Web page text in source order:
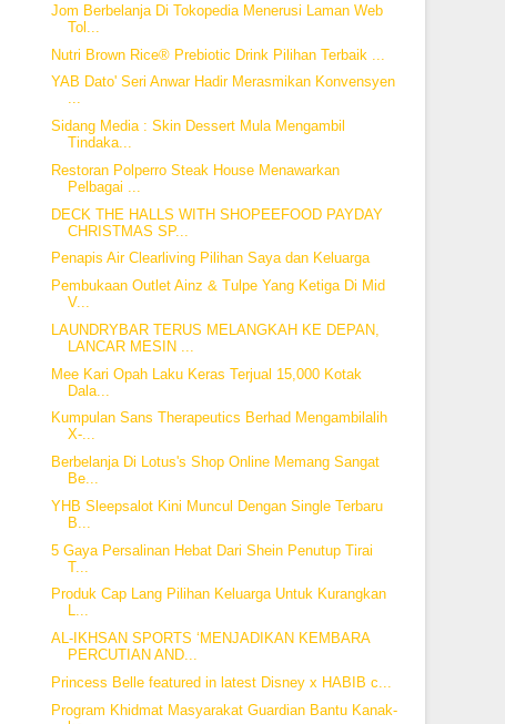
Jom Berbelanja Di Tokopedia Menerusi Laman Web
Tol...
Nutri Brown Rice® Prebiotic Drink Pilihan Terbaik ...
YAB Dato' Seri Anwar Hadir Merasmikan Konvensyen
...
Sidang Media : Skin Dessert Mula Mengambil
Tindaka...
Restoran Polperro Steak House Menawarkan
Pelbagai ...
DECK THE HALLS WITH SHOPEEFOOD PAYDAY
CHRISTMAS SP...
Penapis Air Clearliving Pilihan Saya dan Keluarga
Pembukaan Outlet Ainz & Tulpe Yang Ketiga Di Mid
V...
LAUNDRYBAR TERUS MELANGKAH KE DEPAN,
LANCAR MESIN ...
Mee Kari Opah Laku Keras Terjual 15,000 Kotak
Dala...
Kumpulan Sans Therapeutics Berhad Mengambilalih
X-...
Berbelanja Di Lotus's Shop Online Memang Sangat
Be...
YHB Sleepsalot Kini Muncul Dengan Single Terbaru
B...
5 Gaya Persalinan Hebat Dari Shein Penutup Tirai
T...
Produk Cap Lang Pilihan Keluarga Untuk Kurangkan
L...
AL-IKHSAN SPORTS ‘MENJADIKAN KEMBARA
PERCUTIAN AND...
Princess Belle featured in latest Disney x HABIB c...
Program Khidmat Masyarakat Guardian Bantu Kanak-